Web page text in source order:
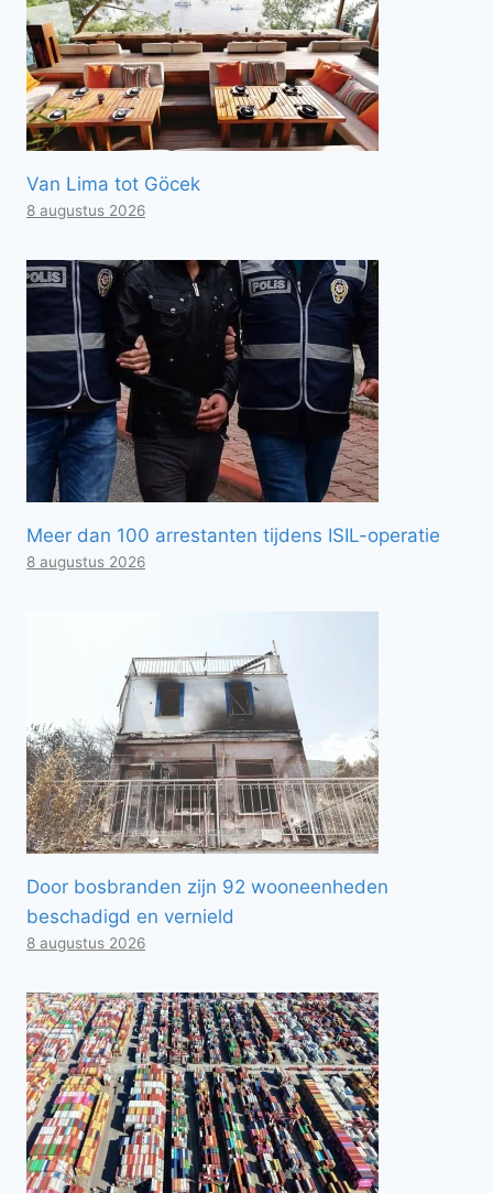
Van Lima tot Göcek
8 augustus 2026
Meer dan 100 arrestanten tijdens ISIL-operatie
8 augustus 2026
Door bosbranden zijn 92 wooneenheden
beschadigd en vernield
8 augustus 2026